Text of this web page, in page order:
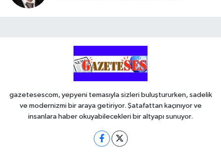
gazetesescom, yepyeni temasıyla sizleri buluştururken, sadelik
ve modernizmi bir araya getiriyor. Şatafattan kaçınıyor ve
insanlara haber okuyabilecekleri bir altyapı sunuyor.